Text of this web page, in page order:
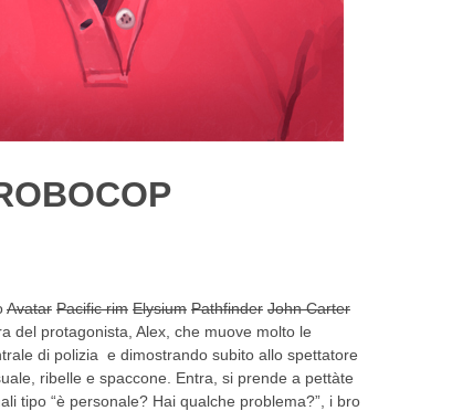
Avatar Pacific rim Elysium Pathfinder John Carter
del protagonista, Alex, che muove molto le
di polizia e dimostrando subito allo spettatore
ribelle e spaccone. Entra, si prende a pettàte
tipo “è personale? Hai qualche problema?”, i bro